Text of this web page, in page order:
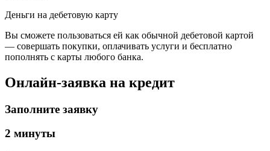
Деньги на дебетовую карту
Вы сможете пользоваться ей как обычной дебетовой картой
— совершать покупки, оплачивать услуги и бесплатно
пополнять с карты любого банка.
Онлайн-заявка на кредит
Заполните заявку
2 минуты